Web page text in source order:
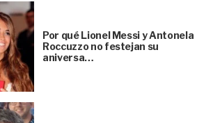
Por qué Lionel Messi y Antonela
Roccuzzo no festejan su
aniversa…